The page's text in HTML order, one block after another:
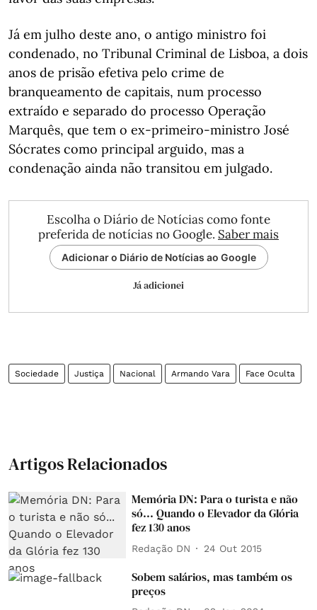
Já em julho deste ano, o antigo ministro foi
condenado, no Tribunal Criminal de Lisboa, a dois
anos de prisão efetiva pelo crime de
branqueamento de capitais, num processo
extraído e separado do processo Operação
Marquês, que tem o ex-primeiro-ministro José
Sócrates como principal arguido, mas a
condenação ainda não transitou em julgado.
Escolha o Diário de Notícias como fonte
preferida de notícias no Google. Saber mais
Adicionar o Diário de Notícias ao Google
Já adicionei
Sociedade Justiça Nacional Armando Vara Face Oculta
Artigos Relacionados
Memória DN: Para o turista e não
só... Quando o Elevador da Glória
fez 130 anos
Redação DN 24 Out 2015
Sobem salários, mas também os
preços